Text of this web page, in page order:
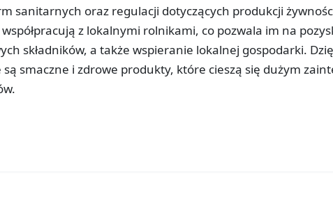
sanitarnych oraz regulacji dotyczących produkcji
z lokalnymi rolnikami, co pozwala im na
składników, a także wspieranie lokalnej gospodarki.
smaczne i zdrowe produkty, które cieszą się dużym